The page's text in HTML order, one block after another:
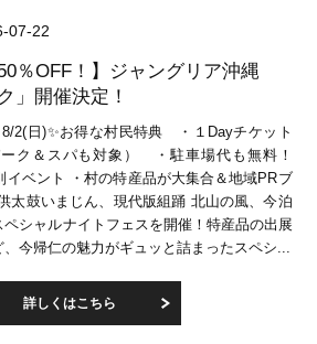
07-22
％OFF！】ジャングリア沖縄
」開催決定！
2(日)✨お得な村民特典 ・１Dayチケット
ク＆スパも対象） ・駐車場代も無料！
ベント ・村の特産品が大集合＆地域PRブ
太鼓いまじん、現代版組踊 北山の風、今泊
シャルナイトフェスを開催！特産品の出展
今帰仁の魅力がギュッと詰まったスペシ...
詳しくはこちら